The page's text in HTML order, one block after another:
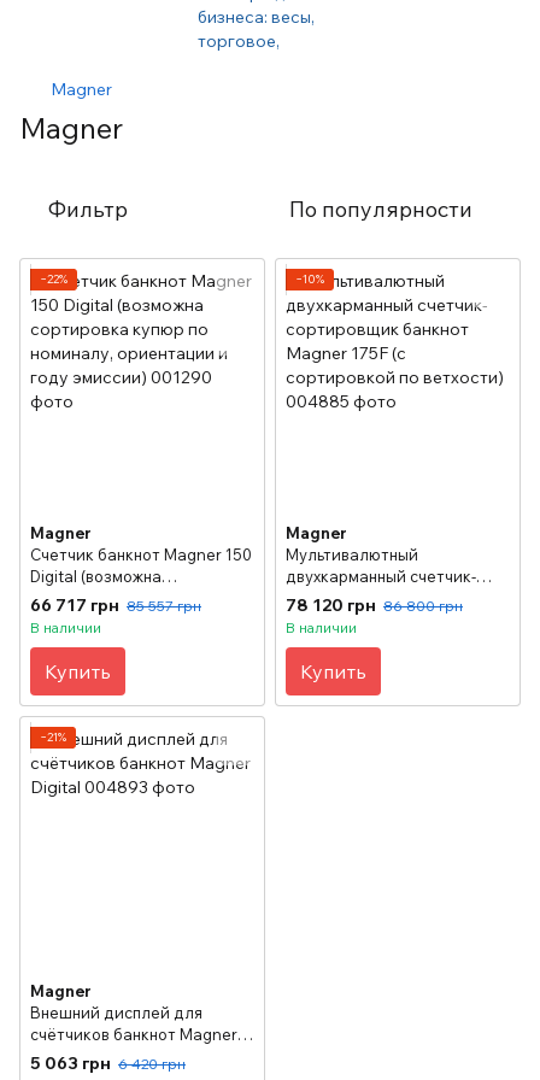
Magner
Magner
Фильтр По популярности
−22%
Magner
Счетчик банкнот Magner 150
Digital (возможна
сортировка купюр по
номиналу, ориентации и
66 717 грн 85 557 грн
В наличии
Купить
−10%
Magner
Мультивалютный
двухкарманный счетчик-
сортировщик банкнот
Magner 175F (с сортировкой
78 120 грн 86 800 грн
В наличии
Купить
−21%
Magner
Внешний дисплей для
счётчиков банкнот Magner
Digital
5 063 грн 6 420 грн